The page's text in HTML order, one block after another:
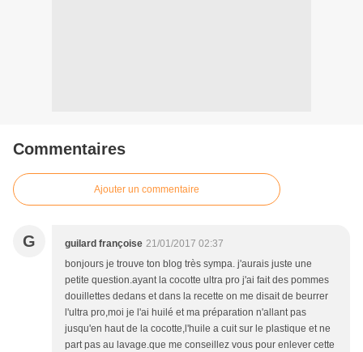
Commentaires
Ajouter un commentaire
G guilard françoise 21/01/2017 02:37
bonjours je trouve ton blog très sympa. j'aurais juste une
petite question.ayant la cocotte ultra pro j'ai fait des pommes
douillettes dedans et dans la recette on me disait de beurrer
l'ultra pro,moi je l'ai huilé et ma préparation n'allant pas
jusqu'en haut de la cocotte,l'huile a cuit sur le plastique et ne
part pas au lavage.que me conseillez vous pour enlever cette